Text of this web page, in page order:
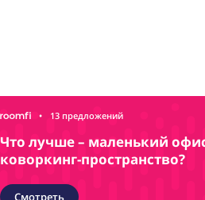
• 13 предложений
Что лучше – маленький
коворкинг-пространство?
Смотреть